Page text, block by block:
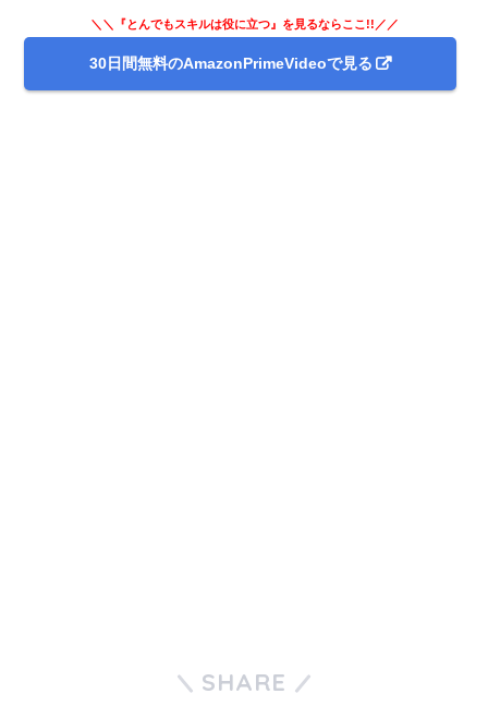
＼＼『とんでもスキルは役に立つ』を見るならここ!!／／
30日間無料のAmazonPrimeVideoで見る
SHARE